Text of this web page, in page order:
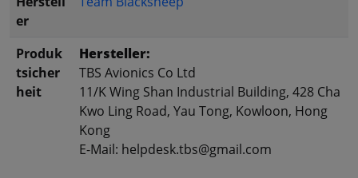
er
Produk
tsicher
heit
Hersteller:
TBS Avionics Co Ltd
11/K Wing Shan Industrial Building, 428 Cha
Kwo Ling Road, Yau Tong, Kowloon, Hong
Kong
E-Mail: helpdesk.tbs@gmail.com